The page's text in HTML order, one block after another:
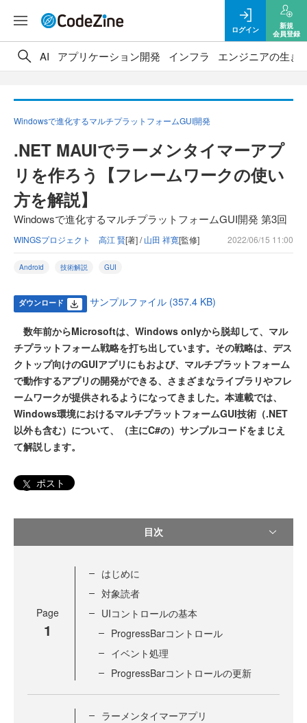
ログイン
新規
会員登録
AI アプリケーション開発 インフラ エンジニアの生き
Windowsで進化するマルチプラットフォームGUI開発
.NET MAUIでラーメンタイマーアプ
リを作ろう【フレームワークの使い
方を解説】
Windowsで進化するマルチプラットフォームGUI開発 第3回
WINGSプロジェクト 高江 賢[著] /山田 祥寛[監修] 2022/06/15 11:00
Android 技術解説 GUI
ダウンロード サンプルファイル (357.4 KB)
数年前からMicrosoftは、Windows onlyから脱却して、マル
チプラットフォーム戦略を打ち出しています。その戦略は、デス
クトップ向けのGUIアプリにもおよび、マルチプラットフォーム
で動作するアプリの開発ができる、さまざまなライブラリやフレ
ームワークが提供されるようになってきました。本連載では、
Windows環境におけるマルチプラットフォームGUI技術（.NET
以外も含む）について、（主にC#の）サンプルコードをまじえ
て解説します。
ポスト
目次
Page
1
はじめに
対象読者
UIコントロールの基本
ProgressBarコントロール
イベント処理
ProgressBarコントロールの更新
ラーメンタイマーアプリ